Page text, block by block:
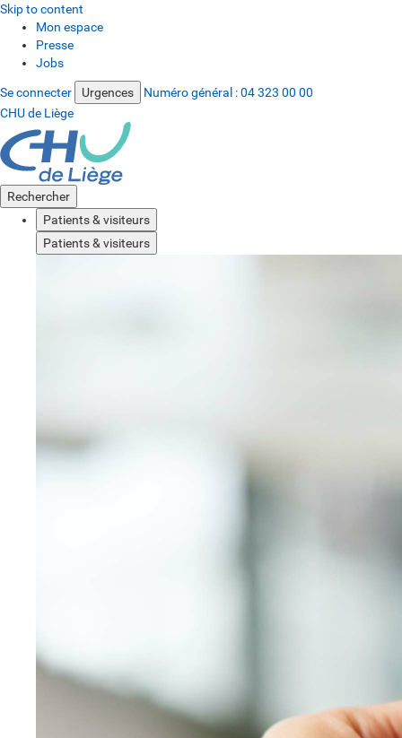
Skip to content
Mon espace
Presse
Jobs
Se connecter Urgences Numéro général :04 323 00 00
CHU de Liège
Rechercher
Patients & visiteurs
Patients & visiteurs